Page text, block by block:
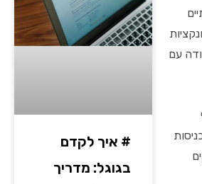
עם
# איך לקדם
בגוגל: מדריך